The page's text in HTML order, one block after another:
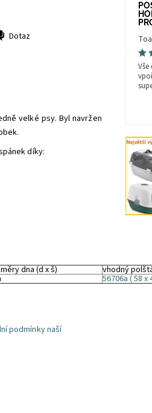
Dotaz
velké psy. Byl navržen
díky:
dna (d x š) vhodný
56706a ( 58 x
podmínky naší